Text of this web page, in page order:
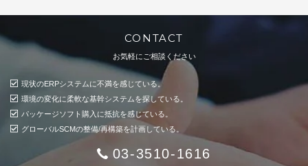
CONTACT
お気軽にご相談ください
現状のERPシステムに不満を感じている。
環境の変化に柔軟な基幹システムを探している。
パッケージソフト購入に抵抗を感じている。
グローバルSCMの整備/再構築を計画している。
03-3510-1616